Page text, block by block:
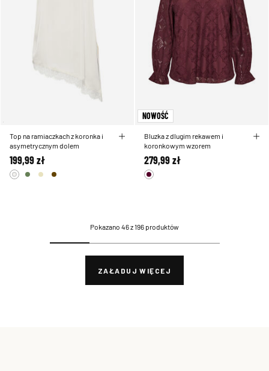
Top na ramiaczkach z koronka i
asymetrycznym dolem
199,99 zł
NOWOŚĆ
Bluzka z dlugim rekawem i
koronkowym wzorem
279,99 zł
Pokazano 46 z 196 produktów
ZAŁADUJ WIĘCEJ